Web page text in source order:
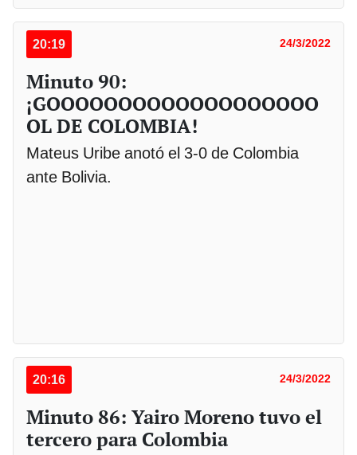
20:19 24/3/2022
Minuto 90:
¡GOOOOOOOOOOOOOOOOOOO
OL DE COLOMBIA!
Mateus Uribe anotó el 3-0 de Colombia
ante Bolivia.
20:16 24/3/2022
Minuto 86: Yairo Moreno tuvo el
tercero para Colombia